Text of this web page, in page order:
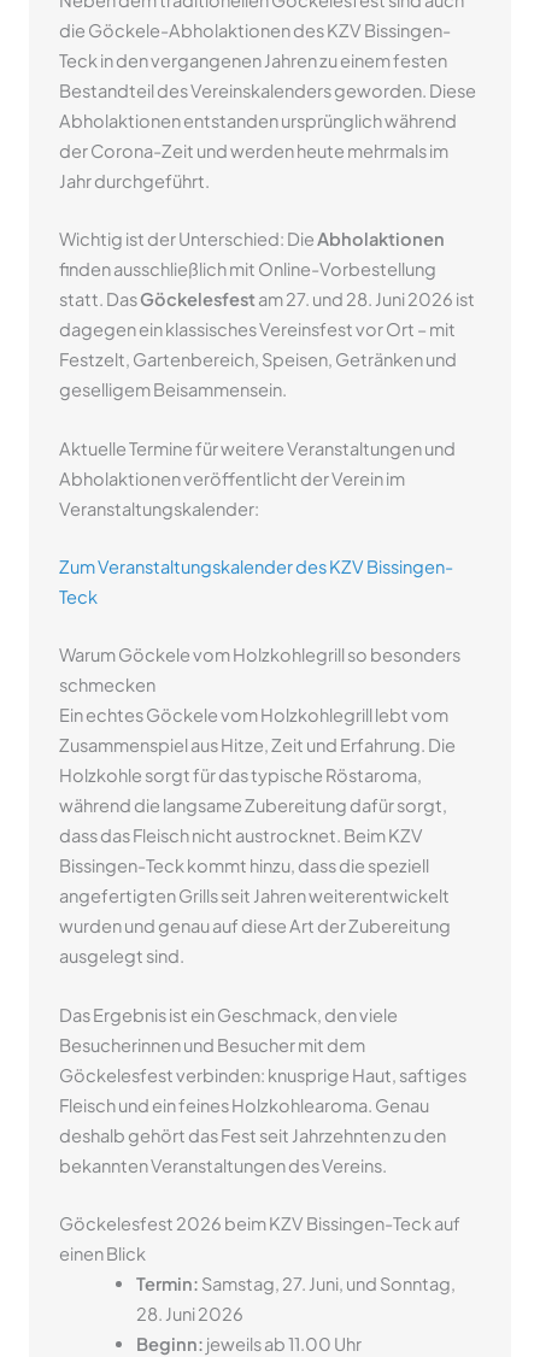
die Göckele-Abholaktionen des KZV Bissingen-
Teck in den vergangenen Jahren zu einem festen
Bestandteil des Vereinskalenders geworden. Diese
Abholaktionen entstanden ursprünglich während
der Corona-Zeit und werden heute mehrmals im
Jahr durchgeführt.
Wichtig ist der Unterschied: DieAbholaktionen
finden ausschließlich mit Online-Vorbestellung
statt. DasGöckelesfest am 27. und 28. Juni 2026 ist
dagegen ein klassisches Vereinsfest vor Ort – mit
Festzelt, Gartenbereich, Speisen, Getränken und
geselligem Beisammensein.
Aktuelle Termine für weitere Veranstaltungen und
Abholaktionen veröffentlicht der Verein im
Veranstaltungskalender:
Zum Veranstaltungskalender des KZV Bissingen-
Teck
Warum Göckele vom Holzkohlegrill so besonders
schmecken
Ein echtes Göckele vom Holzkohlegrill lebt vom
Zusammenspiel aus Hitze, Zeit und Erfahrung. Die
Holzkohle sorgt für das typische Röstaroma,
während die langsame Zubereitung dafür sorgt,
dass das Fleisch nicht austrocknet. Beim KZV
Bissingen-Teck kommt hinzu, dass die speziell
angefertigten Grills seit Jahren weiterentwickelt
wurden und genau auf diese Art der Zubereitung
ausgelegt sind.
Das Ergebnis ist ein Geschmack, den viele
Besucherinnen und Besucher mit dem
Göckelesfest verbinden: knusprige Haut, saftiges
Fleisch und ein feines Holzkohlearoma. Genau
deshalb gehört das Fest seit Jahrzehnten zu den
bekannten Veranstaltungen des Vereins.
Göckelesfest 2026 beim KZV Bissingen-Teck auf
einen Blick
Termin: Samstag, 27. Juni, und Sonntag,
28. Juni 2026
Beginn: jeweils ab 11.00 Uhr